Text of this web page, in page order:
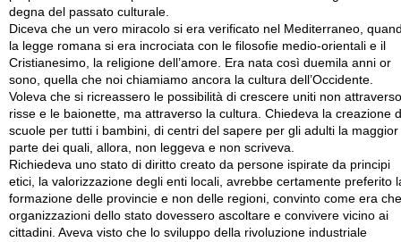
degna del passato culturale.
Diceva che un vero miracolo si era verificato nel Mediterraneo,
la legge romana si era incrociata con le filosofie medio-orientali e il
Cristianesimo, la religione dell’amore. Era nata così duemila anni or
sono, quella che noi chiamiamo ancora la cultura dell’Occidente.
Voleva che si ricreassero le possibilità di crescere uniti non
risse e le baionette, ma attraverso la cultura. Chiedeva la creazione
scuole per tutti i bambini, di centri del sapere per gli adulti la maggior
parte dei quali, allora, non leggeva e non scriveva.
Richiedeva uno stato di diritto creato da persone ispirate da principi
etici, la valorizzazione degli enti locali, avrebbe certamente preferito
formazione delle provincie e non delle regioni, convinto come era
organizzazioni dello stato dovessero ascoltare e convivere vicino ai
cittadini. Aveva visto che lo sviluppo della rivoluzione industriale